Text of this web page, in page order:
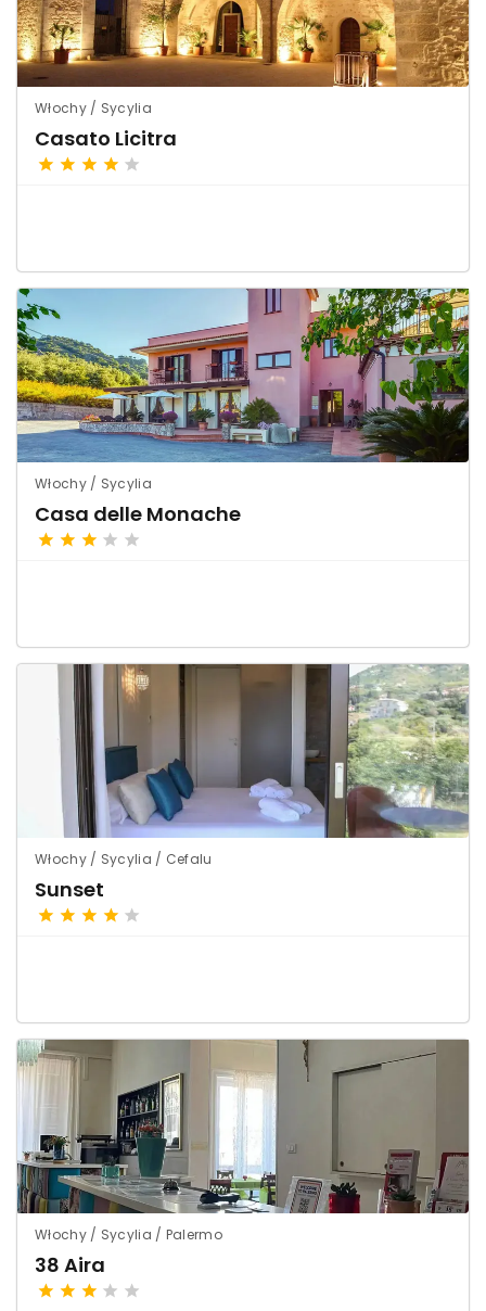
Włochy / Sycylia
Casato Licitra
Włochy / Sycylia
Casa delle Monache
Włochy / Sycylia / Cefalu
Sunset
Włochy / Sycylia / Palermo
38 Aira